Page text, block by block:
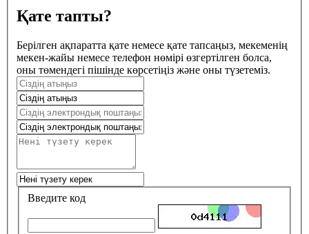
Қате тапты?
Берілген ақпаратта қате немесе қате тапсаңыз, мекеменің
мекен-жайы немесе телефон нөмірі өзгертілген болса,
оны төмендегі пішінде көрсетіңіз және оны түзетеміз.
Введите код